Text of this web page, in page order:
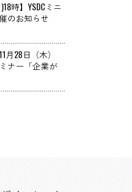
)18時】YSDCミニ
のお知らせ
月28日（木）
ナー「企業が
むべき理由 ～